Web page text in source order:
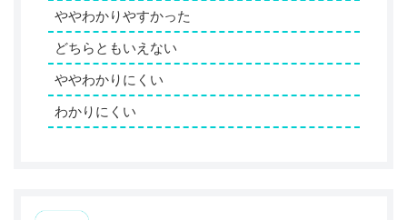
ややわかりやすかった
どちらともいえない
ややわかりにくい
わかりにくい